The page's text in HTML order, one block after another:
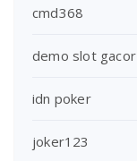
cmd368
demo slot gacor
idn poker
joker123